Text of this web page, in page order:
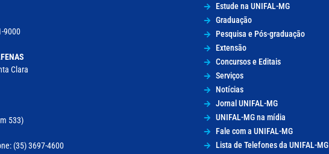
9000
Clara
533)
(35) 3697-4600
Estude na UNIFAL-MG
Graduação
Pesquisa e Pós-graduação
Extensão
Concursos e Editais
Serviços
Notícias
Jornal UNIFAL-MG
UNIFAL-MG na mídia
Fale com a UNIFAL-MG
Lista de Telefones da UNIFAL-MG